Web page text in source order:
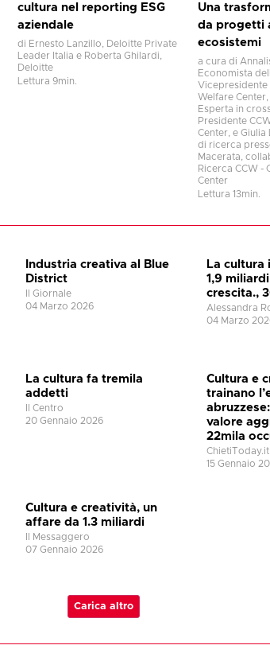
cultura nel reporting ESG
aziendale
di Ernesto Lanzillo, Deloitte Private
Leader Italia e Roberta Ghilardi,
Deloitte
Lettura 9min.
Una
da progetti
ecosistemi
a cura di
Economista
Vicepresidente
Welfare Center,
Esperta in
Presidente
Center, e
di ricerca
Macerata,
Ricerca CCW -
Center
Lettura13min.
Industria creativa al Blue
District
Il Giornale
04 Marzo 2026
La cultura
1,9
crescita.,
Alessandra
04 Marzo
La cultura fa tremila
addetti
Il Centro
20 Gennaio 2026
Cultura e
trainano
valore
22mila
ChietiToday.it
15 Gennaio
Cultura e creatività, un
affare da 1.3 miliardi
Il Messaggero
07 Gennaio 2026
Carica altro